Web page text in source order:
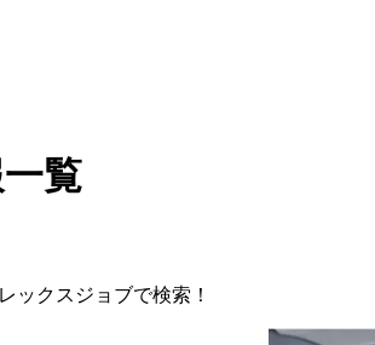
覧
ックスジョブで検索！